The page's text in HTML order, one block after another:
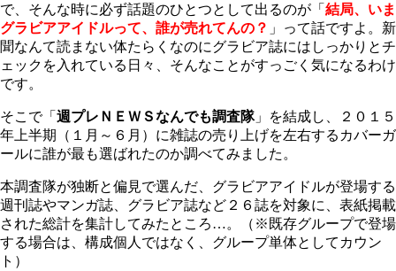
で、そんな時に必ず話題のひとつとして出るのが「 結局、いま
グラビアアイドルって、誰が売れてんの？ 」って話ですよ。新
聞なんて読まない体たらくなのにグラビア誌にはしっかりとチ
ェックを入れている日々、そんなことがすっごく気になるわけ
です。
そこで「 週プレＮＥＷＳなんでも調査隊」を結成し、２０１５
年上半期（１月～６月）に雑誌の売り上げを左右するカバーガ
ールに誰が最も選ばれたのか調べてみました。
本調査隊が独断と偏見で選んだ、グラビアアイドルが登場する
週刊誌やマンガ誌、グラビア誌など２６誌を対象に、表紙掲載
された総計を集計してみたところ…。（※既存グループで登場
する場合は、構成個人ではなく、グループ単体としてカウン
ト）